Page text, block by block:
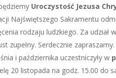
Uroczystość Jezusa
Najświętszego Sakramentu
rodzaju ludzkiego. Za
zupełny. Serdecznie zapraszamy.
i października uczestniczyły w
20 listopada na godz. 15.00 do